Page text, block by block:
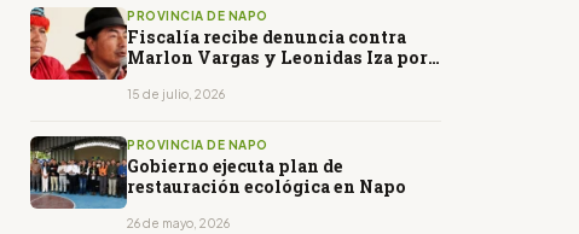
PROVINCIA DE NAPO
Fiscalía recibe denuncia contra
Marlon Vargas y Leonidas Iza por
Napo
15 de julio, 2026
PROVINCIA DE NAPO
Gobierno ejecuta plan de
restauración ecológica en Napo
26 de mayo, 2026